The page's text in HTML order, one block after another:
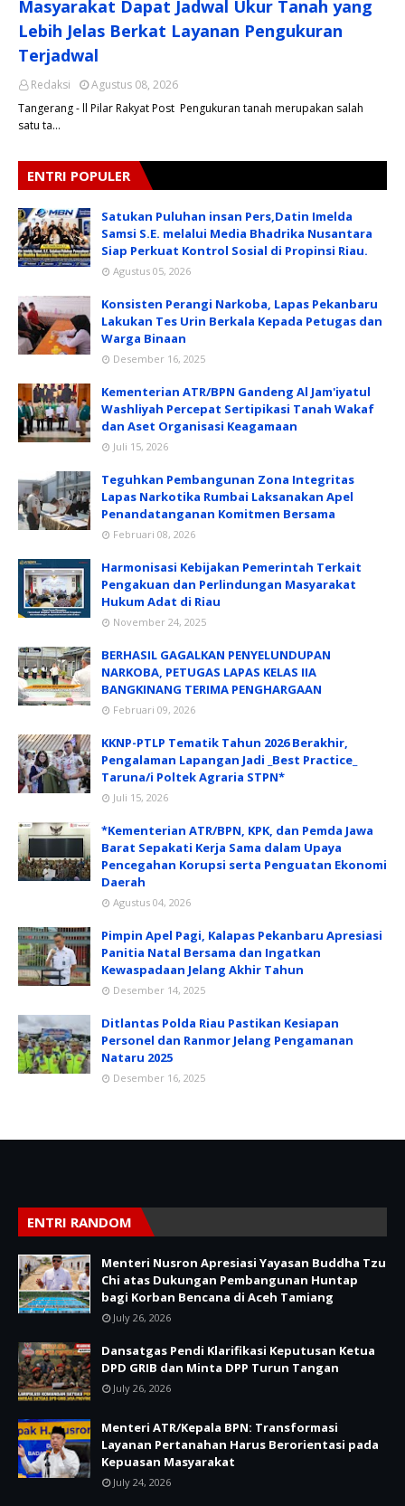
Masyarakat Dapat Jadwal Ukur Tanah yang
Lebih Jelas Berkat Layanan Pengukuran
Terjadwal
Redaksi
Agustus 08, 2026
Tangerang - ll Pilar Rakyat Post Pengukuran tanah merupakan salah
satu ta…
ENTRI POPULER
Satukan Puluhan insan Pers,Datin Imelda
Samsi S.E. melalui Media Bhadrika Nusantara
Siap Perkuat Kontrol Sosial di Propinsi Riau.
Agustus 05, 2026
Konsisten Perangi Narkoba, Lapas Pekanbaru
Lakukan Tes Urin Berkala Kepada Petugas dan
Warga Binaan
Desember 16, 2025
Kementerian ATR/BPN Gandeng Al Jam'iyatul
Washliyah Percepat Sertipikasi Tanah Wakaf
dan Aset Organisasi Keagamaan
Juli 15, 2026
Teguhkan Pembangunan Zona Integritas
Lapas Narkotika Rumbai Laksanakan Apel
Penandatanganan Komitmen Bersama
Februari 08, 2026
Harmonisasi Kebijakan Pemerintah Terkait
Pengakuan dan Perlindungan Masyarakat
Hukum Adat di Riau
November 24, 2025
BERHASIL GAGALKAN PENYELUNDUPAN
NARKOBA, PETUGAS LAPAS KELAS IIA
BANGKINANG TERIMA PENGHARGAAN
Februari 09, 2026
KKNP-PTLP Tematik Tahun 2026 Berakhir,
Pengalaman Lapangan Jadi _Best Practice_
Taruna/i Poltek Agraria STPN*
Juli 15, 2026
*Kementerian ATR/BPN, KPK, dan Pemda Jawa
Barat Sepakati Kerja Sama dalam Upaya
Pencegahan Korupsi serta Penguatan Ekonomi
Daerah
Agustus 04, 2026
Pimpin Apel Pagi, Kalapas Pekanbaru Apresiasi
Panitia Natal Bersama dan Ingatkan
Kewaspadaan Jelang Akhir Tahun
Desember 14, 2025
Ditlantas Polda Riau Pastikan Kesiapan
Personel dan Ranmor Jelang Pengamanan
Nataru 2025
Desember 16, 2025
ENTRI RANDOM
Menteri Nusron Apresiasi Yayasan Buddha Tzu
Chi atas Dukungan Pembangunan Huntap
bagi Korban Bencana di Aceh Tamiang
July 26, 2026
Dansatgas Pendi Klarifikasi Keputusan Ketua
DPD GRIB dan Minta DPP Turun Tangan
July 26, 2026
Menteri ATR/Kepala BPN: Transformasi
Layanan Pertanahan Harus Berorientasi pada
Kepuasan Masyarakat
July 24, 2026